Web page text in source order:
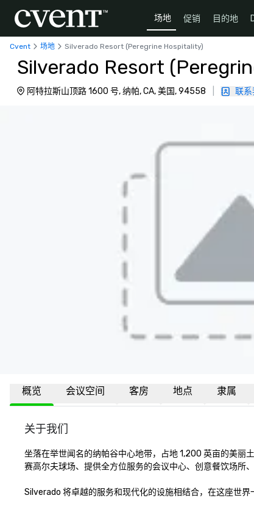
场地 促销 目的地
Cvent 场地 Silverado Resort (Peregrine Hospitality)
Silverado Resort
阿特拉斯山顶路 1600 号, 纳帕, CA, 美国, 94558 联系
概览 会议空间 客房 地点 隶属
关于我们
坐落在举世闻名的纳帕谷中心地带，占地 1,200 英亩的美
赛高尔夫球场、提供全方位服务的会议中心、创意餐饮场所
Silverado 将卓越的服务和现代化的设施相结合，在这座世